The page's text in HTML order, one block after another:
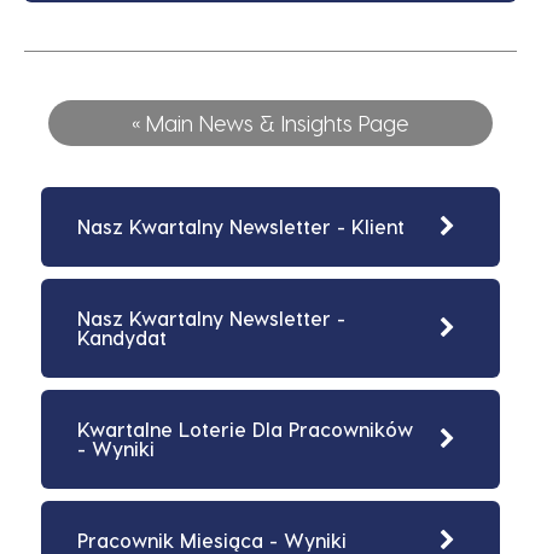
« Main News & Insights Page
Nasz Kwartalny Newsletter - Klient
Nasz Kwartalny Newsletter -
Kandydat
Kwartalne Loterie Dla Pracowników
- Wyniki
Pracownik Miesiąca - Wyniki